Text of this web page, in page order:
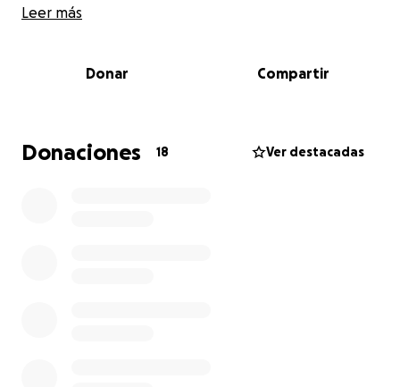
mexicanos, agradezco de corazón su apoyo
Leer más
Donar Compartir
Donaciones 18 Ver destacadas